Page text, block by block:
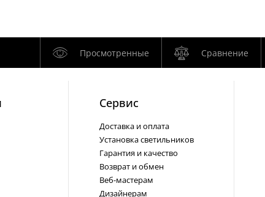
Просмотренные Сравнение
Cервис
Доставка и оплата
Установка светильников
Гарантия и качество
Возврат и обмен
Веб-мастерам
Дизайнерам